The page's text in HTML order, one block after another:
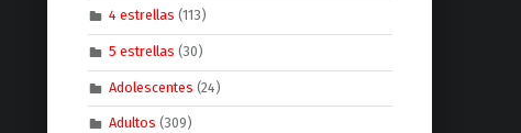
4 estrellas (113)
5 estrellas (30)
Adolescentes (24)
Adultos (309)